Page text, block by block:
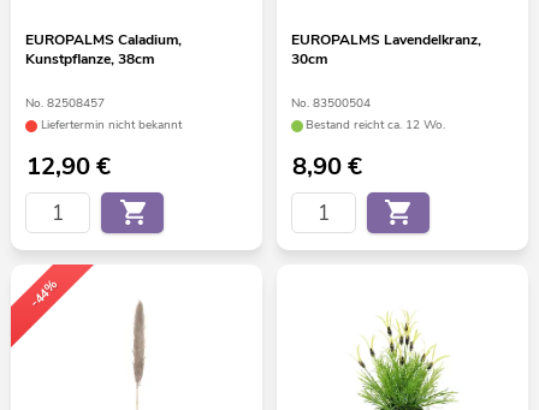
EUROPALMS Caladium,
Kunstpflanze, 38cm
No. 82508457
Liefertermin nicht bekannt
12,90€
EUROPALMS Lavendelkranz,
30cm
No. 83500504
Bestand reicht ca. 12 Wo.
8,90€
-44%